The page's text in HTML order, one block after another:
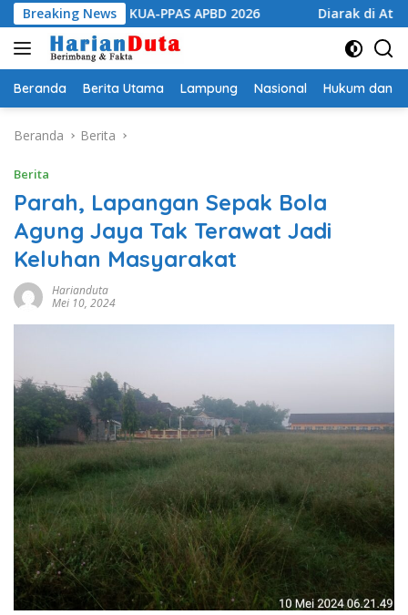
Langsung
ke
konten
Breaking News
KUA-PPAS APBD 2026 Diarak di Atas Bade 24
Beranda Berita Utama Lampung Nasional Hukum dan
Beranda Berita
Berita
Parah, Lapangan Sepak Bola
Agung Jaya Tak Terawat Jadi
Keluhan Masyarakat
Harianduta
Mei 10, 2024